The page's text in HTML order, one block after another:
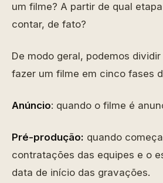
um filme? A partir de qual
contar, de fato?
De modo geral, podemos
fazer um filme em cinco fases
Anúncio: quando o filme é
Pré-produção: quando
contratações das equipes e o
data de início das gravações.